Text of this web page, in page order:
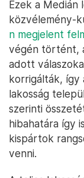
Ezek a Medián
közvélemény-
n megjelent
végén történt,
adott
korrigálták, így
lakosság
szerinti
hibahatára így
kispártok
venni.